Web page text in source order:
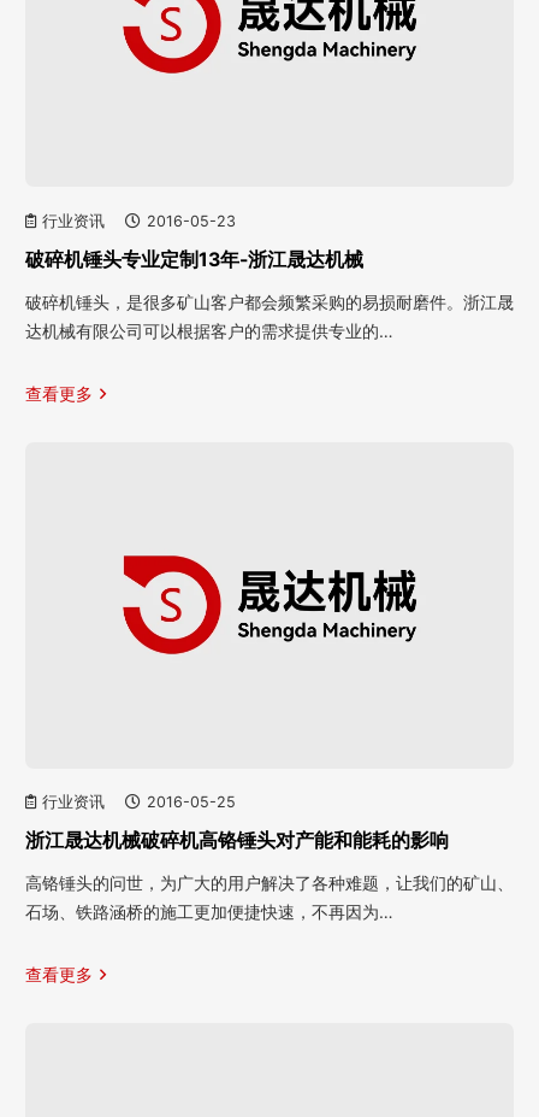
行业资讯 2016-05-23
破碎机锤头专业定制13年-浙江晟达机械
破碎机锤头，是很多矿山客户都会频繁采购的易损耐磨件。浙江晟
达机械有限公司可以根据客户的需求提供专业的…
查看更多
行业资讯 2016-05-25
浙江晟达机械破碎机高铬锤头对产能和能耗的影响
高铬锤头的问世，为广大的用户解决了各种难题，让我们的矿山、
石场、铁路涵桥的施工更加便捷快速，不再因为…
查看更多